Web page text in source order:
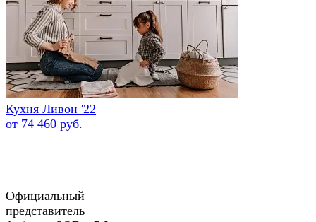
Кухня Ливон '22
от 74 460 руб.
Официальный
представитель